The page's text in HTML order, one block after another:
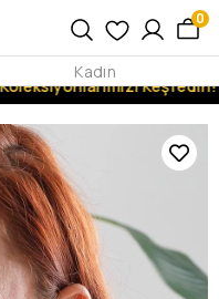
Keşfedin!
0
Kadın